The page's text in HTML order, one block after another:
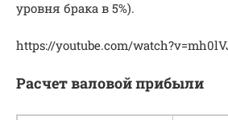
уровня брака в 5%).
https://youtube.com/
Расчет валовой прибыли